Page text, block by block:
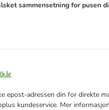
sammensetning for pusen
epost-adressen din for direkte
kundeservice. Mer